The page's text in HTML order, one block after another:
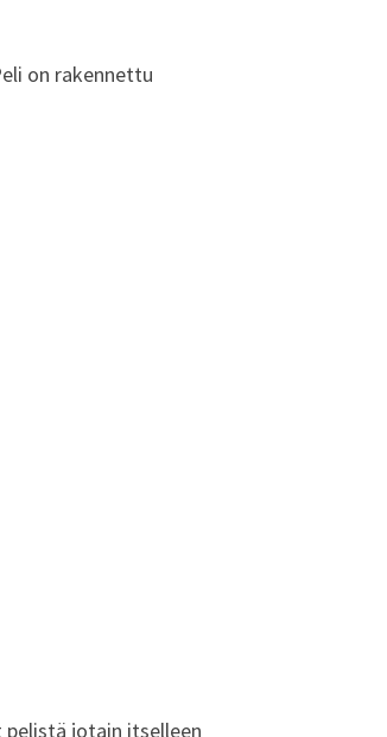
on rakennettu
jotain itselleen